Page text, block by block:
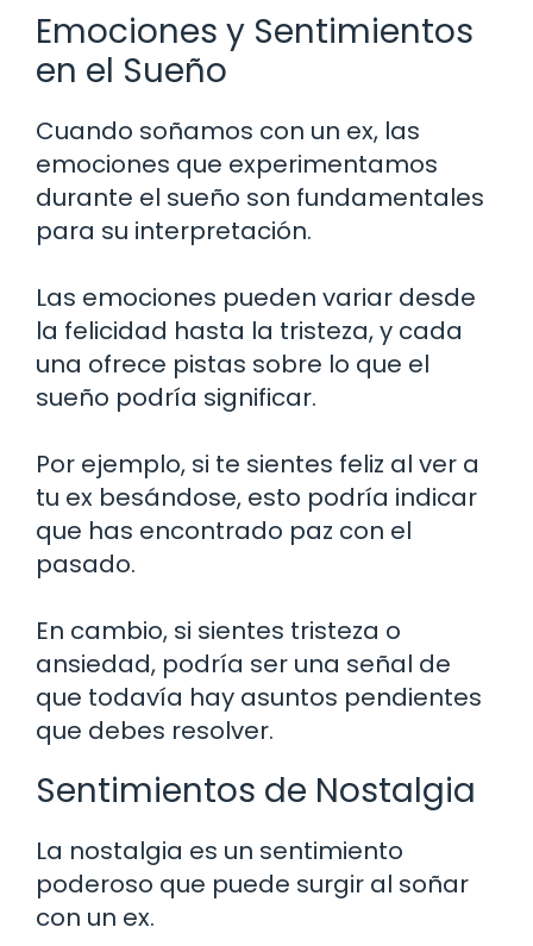
Emociones y Sentimientos
en el Sueño
Cuando soñamos con un ex, las
emociones que experimentamos
durante el sueño son fundamentales
para su interpretación.
Las emociones pueden variar desde
la felicidad hasta la tristeza, y cada
una ofrece pistas sobre lo que el
sueño podría significar.
Por ejemplo, si te sientes feliz al ver a
tu ex besándose, esto podría indicar
que has encontrado paz con el
pasado.
En cambio, si sientes tristeza o
ansiedad, podría ser una señal de
que todavía hay asuntos pendientes
que debes resolver.
Sentimientos de Nostalgia
La nostalgia es un sentimiento
poderoso que puede surgir al soñar
con un ex.